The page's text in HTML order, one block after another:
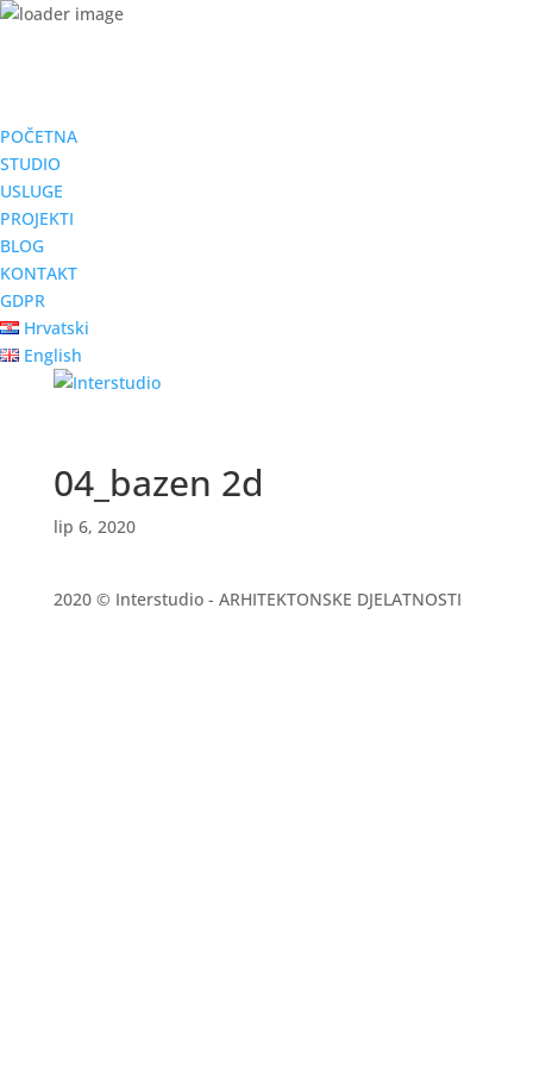
POČETNA
STUDIO
USLUGE
PROJEKTI
BLOG
KONTAKT
GDPR
Hrvatski
English
04_bazen 2d
lip 6, 2020
2020 © Interstudio - ARHITEKTONSKE DJELATNOSTI